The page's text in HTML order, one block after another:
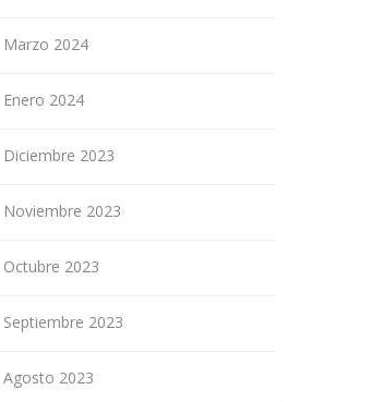
Marzo 2024
Enero 2024
Diciembre 2023
Noviembre 2023
Octubre 2023
Septiembre 2023
Agosto 2023